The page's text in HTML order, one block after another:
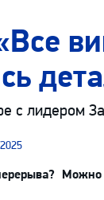
Трактор
Адмирал
с лидером
Можно